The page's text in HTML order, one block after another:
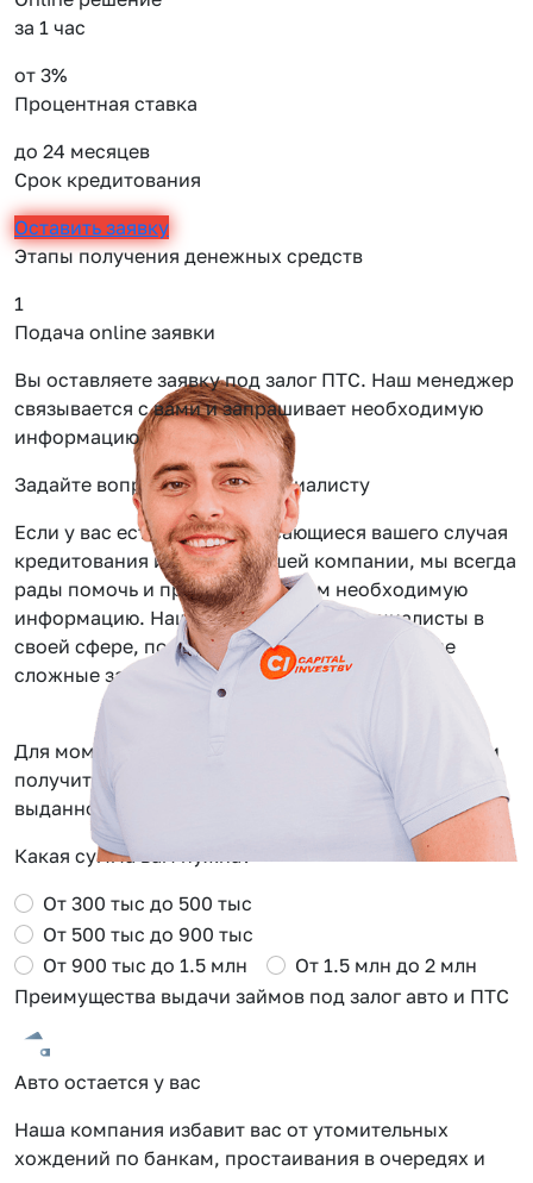
за 1 час
от 3%
Процентная ставка
до 24 месяцев
Срок кредитования
Оставить заявку
Этапы получения денежных средств
1
Подача online заявки
Вы оставляете заявку под залог ПТС. Наш менеджер
связывается с вами и запрашивает необходимую
информацию
Задайте вопрос нашему специалисту
Если у вас есть вопросы касающиеся вашего случая
кредитования или услуг нашей компании, мы всегда
рады помочь и предоставить вам необходимую
информацию. Наши сотрудники — специалисты в
своей сфере, помогут вам решить даже самые
сложные задачи.
Для моментального одобрения заполните заявку и
получите Сash Back от 0.5 до 2% от суммы
выданного займа в Мытищах
Какая сумма вам нужна?
От 300 тыс до 500 тыс
От 500 тыс до 900 тыс
От 900 тыс до 1.5 млн
От 1.5 млн до 2 млн
Преимущества выдачи займов под залог авто и ПТС
Авто остается у вас
Наша компания избавит вас от утомительных
хождений по банкам, простаивания в очередях и